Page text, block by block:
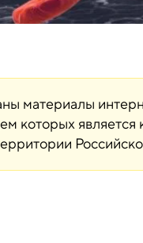
материалы
которых